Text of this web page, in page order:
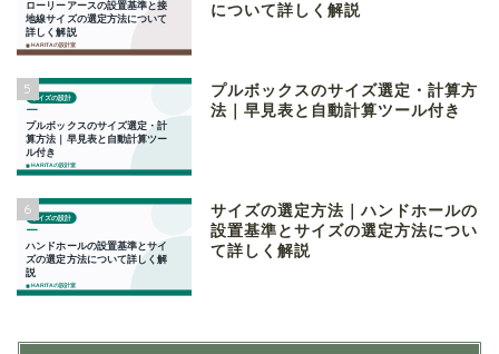
について詳しく解説
5
プルボックスのサイズ選定・計算方
法｜早見表と自動計算ツール付き
6
サイズの選定方法｜ハンドホールの
設置基準とサイズの選定方法につい
て詳しく解説